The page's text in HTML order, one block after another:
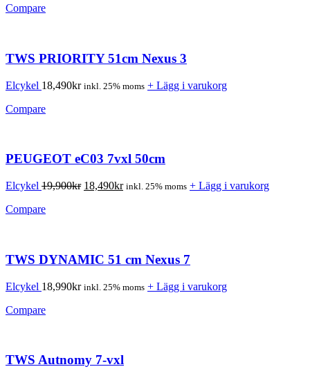
Compare
TWS PRIORITY 51cm Nexus 3
Elcykel 18,490kr inkl. 25% moms + Lägg i varukorg
Compare
PEUGEOT eC03 7vxl 50cm
Elcykel 19,900kr 18,490kr inkl. 25% moms + Lägg i varukorg
Compare
TWS DYNAMIC 51 cm Nexus 7
Elcykel 18,990kr inkl. 25% moms + Lägg i varukorg
Compare
TWS Autnomy 7-vxl